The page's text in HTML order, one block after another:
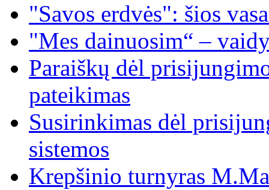
"Savos erdvės": šios
"Mes dainuosim“ –
Paraiškų dėl
pateikimas
Susirinkimas dėl
sistemos
Krepšinio turnyras